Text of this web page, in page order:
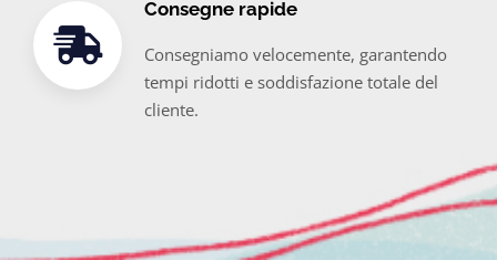
Consegne rapide
Consegniamo velocemente, garantendo
tempi ridotti e soddisfazione totale del
cliente.